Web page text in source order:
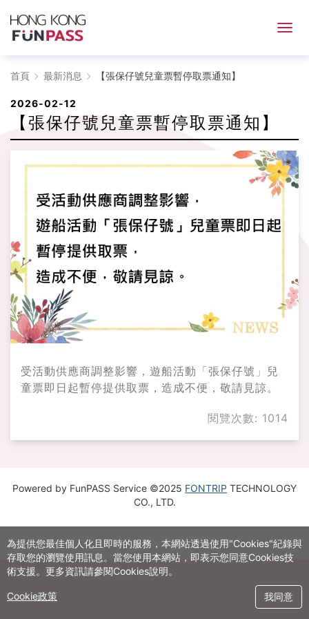
【張
保
仔
票
暫
停
取
票
通
-
新
息
-
HONG
首頁 最新消息 【張保仔號兒童票暫停取票通知】
2026-02-12
【張保仔號兒童票暫停取票通知】
受活動供應商調整影響，遊船活動「張保仔號」兒
童票即日起暫停提供取票，造成不便，敬請見諒。
閱覽次數: 1014
Powered by FunPASS Service ©2025 FONTRIP TECHNOLOGY
CO., LTD.
為提供您最佳個人化且即時的服務，本網站透過使用"Cookies"紀錄與
存取您的瀏覽使用訊息。當您使用本網站，即表示您同意Cookies技
術支援。更多資訊請參閱Cookies說明。
我同意
Cookie政策